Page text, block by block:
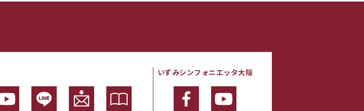
いずみシンフォニエッタ大阪